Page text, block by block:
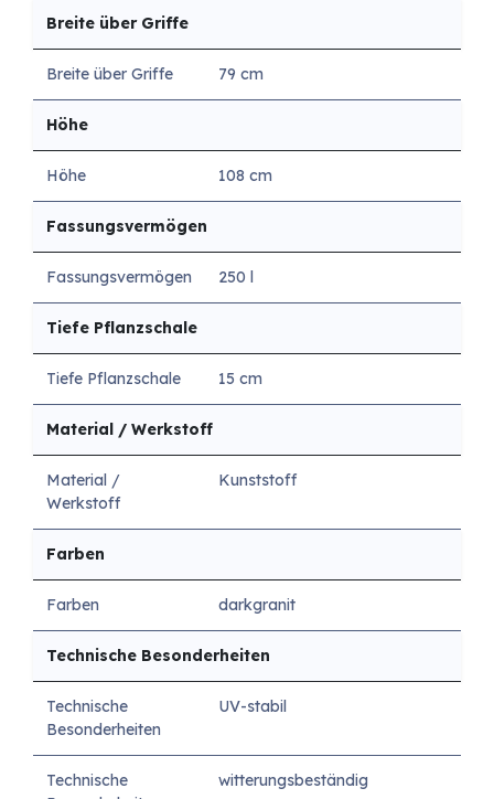
Breite über Griffe
Breite über Griffe 79 cm
Höhe
Höhe 108 cm
Fassungsvermögen
Fassungsvermögen 250 l
Tiefe Pflanzschale
Tiefe Pflanzschale 15 cm
Material / Werkstoff
Material /
Werkstoff
Kunststoff
Farben
Farben darkgranit
Technische Besonderheiten
Technische
Besonderheiten
UV-stabil
Technische
witterungsbeständig